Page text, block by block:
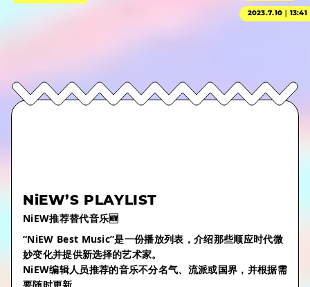
2023.7.10｜13:41
NiEW’S PLAYLIST
NiEW推荐替代音乐🆕
“NiEW Best Music”是一份播放列表，介绍那些顺应时代微
妙变化并提供新选择的艺术家。
NiEW编辑人员推荐的音乐不分名气、流派或国界，并根据需